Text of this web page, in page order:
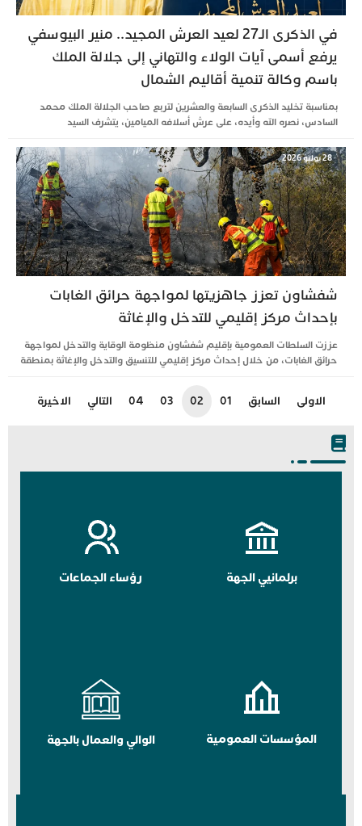
في الذكرى الـ27 لعيد العرش المجيد.. منير البيوسفي
يرفع أسمى آيات الولاء والتهاني إلى جلالة الملك
باسم وكالة تنمية أقاليم الشمال
بمناسبة تخليد الذكرى السابعة والعشرين لتربع صاحب الجلالة الملك محمد
السادس، نصره الله وأيده، على عرش أسلافه الميامين، يتشرف السيد
28 يوليو 2026
شفشاون تعزز جاهزيتها لمواجهة حرائق الغابات
بإحداث مركز إقليمي للتدخل والإغاثة
عززت السلطات العمومية بإقليم شفشاون منظومة الوقاية والتدخل لمواجهة
حرائق الغابات، من خلال إحداث مركز إقليمي للتنسيق والتدخل والإغاثة بمنطقة
الاولى السابق 01
02
03
04 التالي الاخيرة
برلمانيي الجهة رؤساء الجماعات
المؤسسات العمومية الوالي والعمال بالجهة